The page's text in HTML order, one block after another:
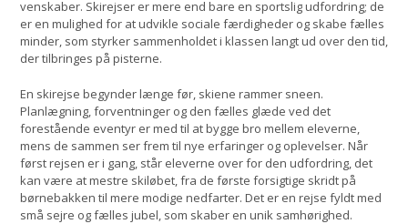
venskaber. Skirejser er mere end bare en sportslig udfordring; de
er en mulighed for at udvikle sociale færdigheder og skabe fælles
minder, som styrker sammenholdet i klassen langt ud over den tid,
der tilbringes på pisterne.
En skirejse begynder længe før, skiene rammer sneen.
Planlægning, forventninger og den fælles glæde ved det
forestående eventyr er med til at bygge bro mellem eleverne,
mens de sammen ser frem til nye erfaringer og oplevelser. Når
først rejsen er i gang, står eleverne over for den udfordring, det
kan være at mestre skiløbet, fra de første forsigtige skridt på
børnebakken til mere modige nedfarter. Det er en rejse fyldt med
små sejre og fælles jubel, som skaber en unik samhørighed.